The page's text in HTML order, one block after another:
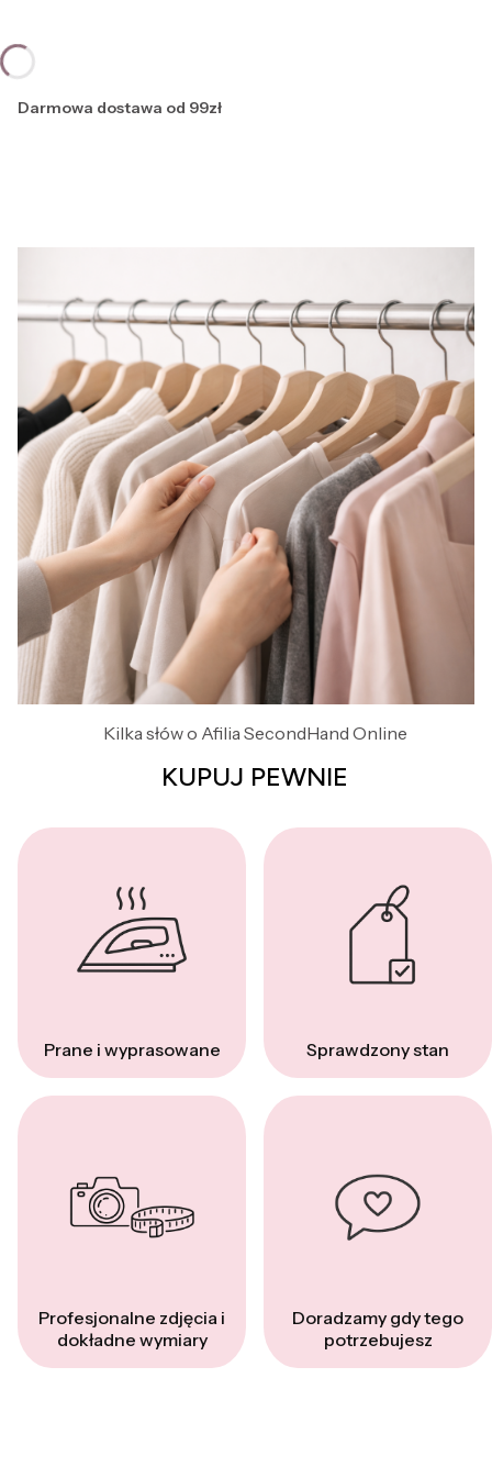
Darmowa dostawa od 99zł
Kilka słów o Afilia SecondHand Online
KUPUJ PEWNIE
Prane i wyprasowane Sprawdzony stan
Profesjonalne zdjęcia i
dokładne wymiary
Doradzamy gdy tego
potrzebujesz